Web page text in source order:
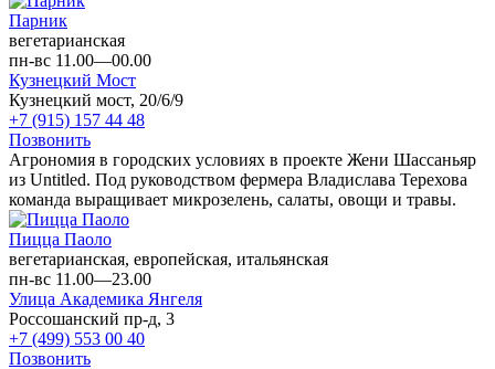
Парник
вегетарианская
пн-вс 11.00—00.00
Кузнецкий Мост
Кузнецкий мост, 20/6/9
+7 (915) 157 44 48
Позвонить
Агрономия в городских условиях в проекте Жени Шассаньяр
из Untitled. Под руководством фермера Владислава Терехова
команда выращивает микрозелень, салаты, овощи и травы.
Пицца Паоло
вегетарианская, европейская, итальянская
пн-вс 11.00—23.00
Улица Академика Янгеля
Россошанский пр-д, 3
+7 (499) 553 00 40
Позвонить